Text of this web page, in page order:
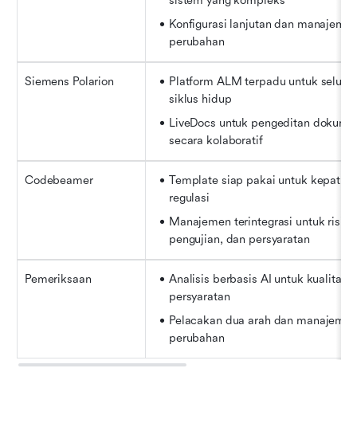
Konfigurasi lanjutan dan
perubahan
Siemens Polarion
Platform ALM terpadu untuk
siklus hidup
LiveDocs untuk pengeditan
secara kolaboratif
Codebeamer
Template siap pakai untuk
regulasi
Manajemen terintegrasi untuk
pengujian, dan persyaratan
Pemeriksaan
Analisis berbasis AI untuk kualitas
persyaratan
Pelacakan dua arah dan manajemen
perubahan